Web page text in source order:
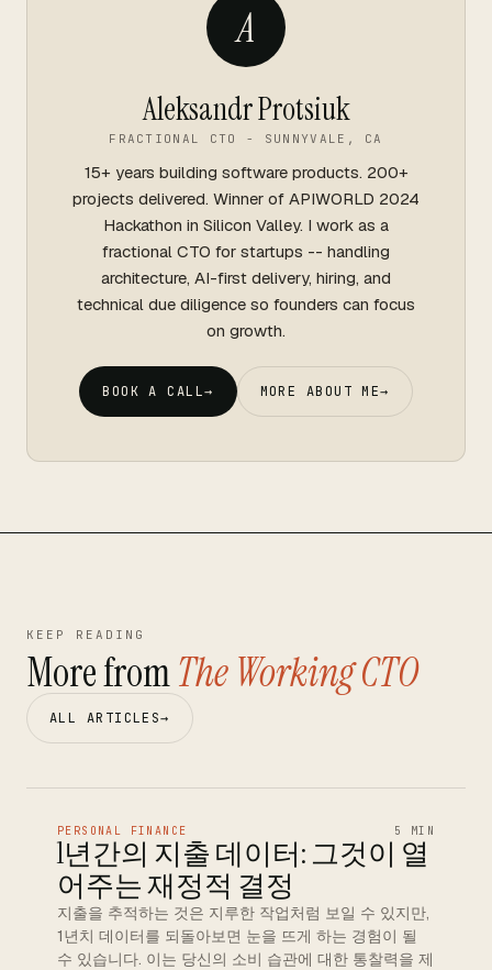
A
Aleksandr Protsiuk
FRACTIONAL CTO - SUNNYVALE, CA
15+ years building software products. 200+
projects delivered. Winner of APIWORLD 2024
Hackathon in Silicon Valley. I work as a
fractional CTO for startups -- handling
architecture, AI-first delivery, hiring, and
technical due diligence so founders can focus
on growth.
BOOK A CALL→ MORE ABOUT ME→
KEEP READING
More fromThe Working CTO
ALL ARTICLES→
PERSONAL FINANCE 5 MIN
1년간의 지출 데이터: 그것이 열
어주는 재정적 결정
지출을 추적하는 것은 지루한 작업처럼 보일 수 있지만,
1년치 데이터를 되돌아보면 눈을 뜨게 하는 경험이 될
수 있습니다. 이는 당신의 소비 습관에 대한 통찰력을 제